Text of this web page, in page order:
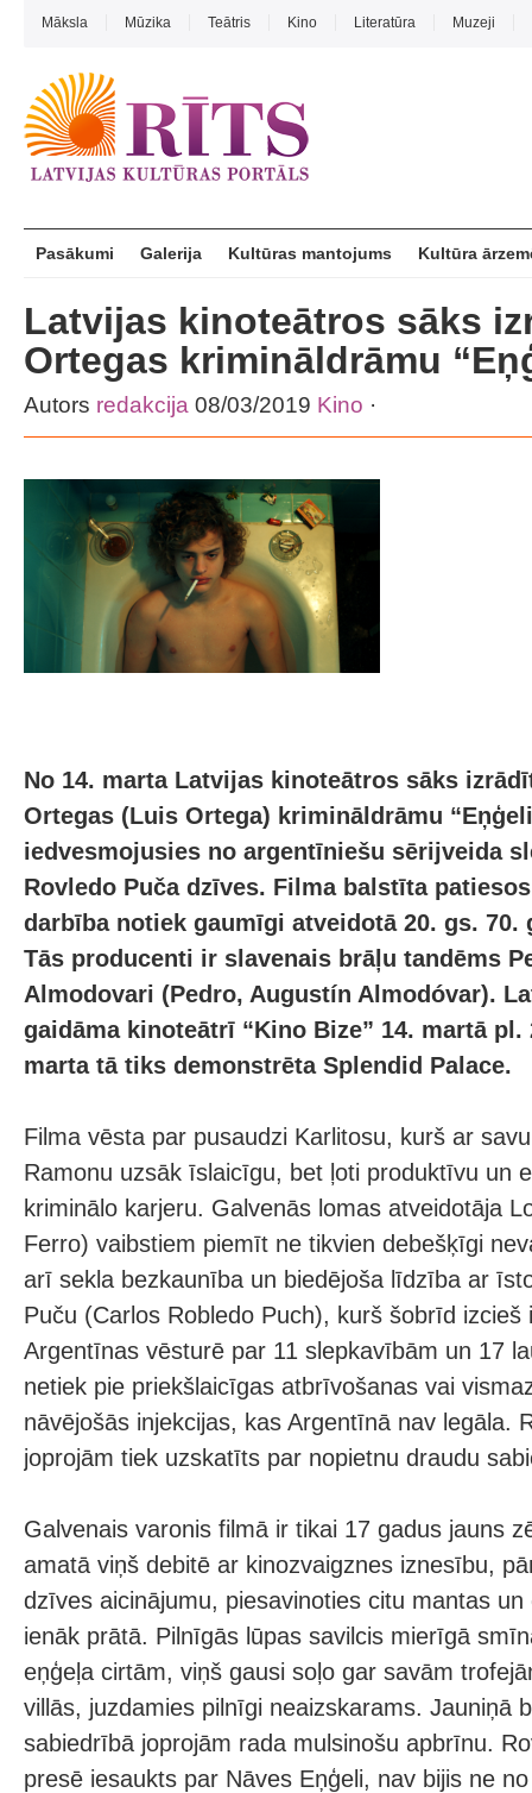
Māksla Mūzika Teātris Kino Literatūra Muzeji
Pasākumi Galerija Kultūras mantojums Kultūra
Latvijas kinoteātros sāks
Ortegas krimināldrāmu
Autors redakcija 08/03/2019 Kino ·
No 14. marta Latvijas kinoteātros sāks
Ortegas (Luis Ortega) krimināldrāmu
iedvesmojusies no argentīniešu sērijveida
Rovledo Puča dzīves. Filma balstīta
darbība notiek gaumīgi atveidotā 20. gs. 70.
Tās producenti ir slavenais brāļu tandēms
Almodovari (Pedro, Augustín Almodóvar).
gaidāma kinoteātrī “Kino Bize” 14. martā pl.
marta tā tiks demonstrēta Splendid Palace.
Filma vēsta par pusaudzi Karlitosu, kurš ar
Ramonu uzsāk īslaicīgu, bet ļoti produktīvu un
kriminālo karjeru. Galvenās lomas atveidotāja
Ferro) vaibstiem piemīt ne tikvien debešķīgi
arī sekla bezkaunība un biedējoša līdzība ar
Puču (Carlos Robledo Puch), kurš šobrīd izcieš
Argentīnas vēsturē par 11 slepkavībām un 17
netiek pie priekšlaicīgas atbrīvošanas vai
nāvējošās injekcijas, kas Argentīnā nav legāla.
joprojām tiek uzskatīts par nopietnu draudu
Galvenais varonis filmā ir tikai 17 gadus jauns
amatā viņš debitē ar kinozvaigznes iznesību,
dzīves aicinājumu, piesavinoties citu mantas
ienāk prātā. Pilnīgās lūpas savilcis mierīgā
eņģeļa cirtām, viņš gausi soļo gar savām
villās, juzdamies pilnīgi neaizskarams. Jauniņā
sabiedrībā joprojām rada mulsinošu apbrīnu.
presē iesaukts par Nāves Eņģeli, nav bijis ne